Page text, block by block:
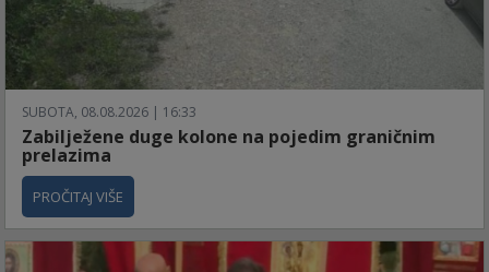
SUBOTA, 08.08.2026 | 16:33
Zabilježene duge kolone na pojedim graničnim
prelazima
PROČITAJ VIŠE